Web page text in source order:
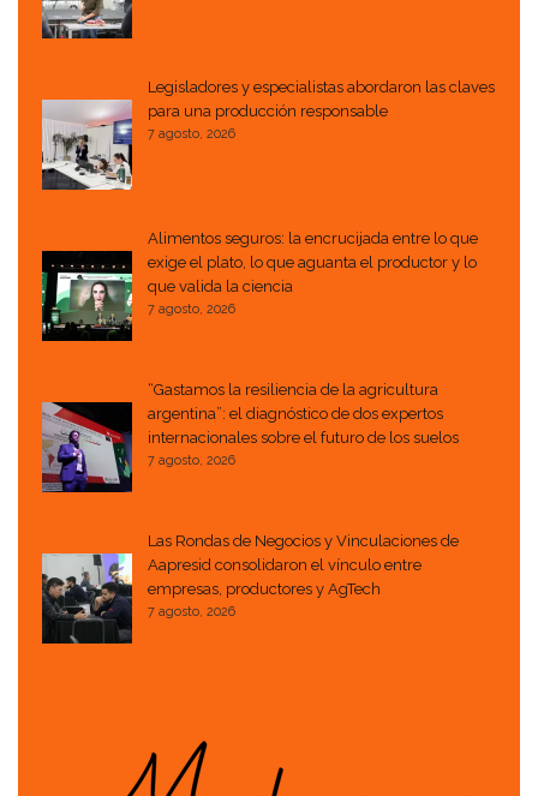
Legisladores y especialistas abordaron las claves
para una producción responsable
7 agosto, 2026
Alimentos seguros: la encrucijada entre lo que
exige el plato, lo que aguanta el productor y lo
que valida la ciencia
7 agosto, 2026
“Gastamos la resiliencia de la agricultura
argentina”: el diagnóstico de dos expertos
internacionales sobre el futuro de los suelos
7 agosto, 2026
Las Rondas de Negocios y Vinculaciones de
Aapresid consolidaron el vínculo entre
empresas, productores y AgTech
7 agosto, 2026